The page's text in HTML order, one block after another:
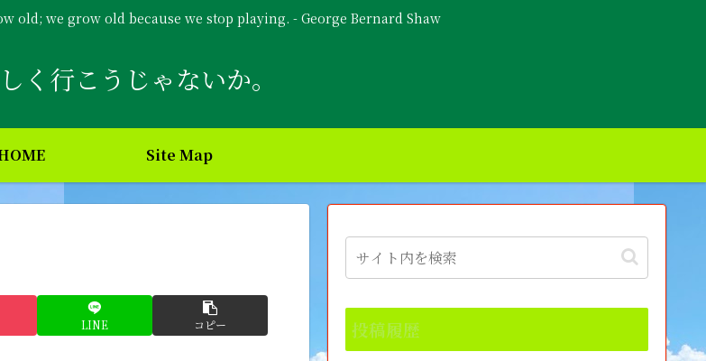
old; we grow old because we stop playing. - George Bernard Shaw
く行こうじゃないか。
Site Map
LINE コピー 投稿履歴